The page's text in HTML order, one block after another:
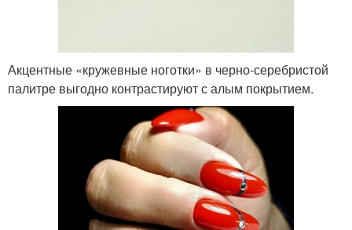
Акцентные «кружевные ноготки» в черно-серебристой
палитре выгодно контрастируют с алым покрытием.